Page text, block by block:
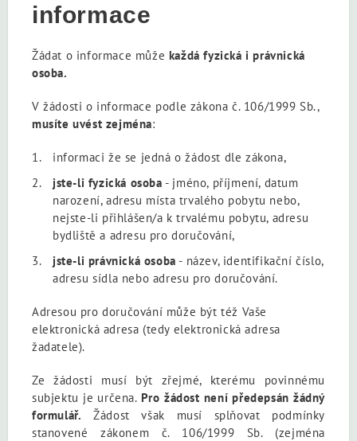
informace
Žádat o informace může každá fyzická i právnická
osoba.
V žádosti o informace podle zákona č. 106/1999 Sb.,
musíte uvést zejména:
informaci že se jedná o žádost dle zákona,
jste-li fyzická osoba - jméno, příjmení, datum
narození, adresu místa trvalého pobytu nebo,
nejste-li přihlášen/a k trvalému pobytu, adresu
bydliště a adresu pro doručování,
jste-li právnická osoba - název, identifikační číslo,
adresu sídla nebo adresu pro doručování.
Adresou pro doručování může být též Vaše
elektronická adresa (tedy elektronická adresa
žadatele).
Ze žádosti musí být zřejmé, kterému povinnému
subjektu je určena. Pro žádost není předepsán žádný
formulář. Žádost však musí splňovat podmínky
stanovené zákonem č. 106/1999 Sb. (zejména